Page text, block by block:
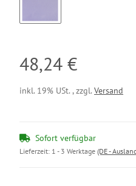
48,24 €
inkl. 19% USt. , zzgl. Versand
Sofort verfügbar
Lieferzeit: 1 - 3 Werktage (DE -